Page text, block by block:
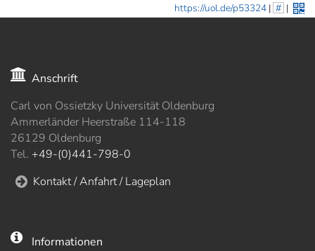
https://uol.de/p53324| # |
Anschrift
Carl von Ossietzky Universität Oldenburg
Ammerländer Heerstraße 114-118
26129 Oldenburg
Tel. +49-(0)441-798-0
Kontakt / Anfahrt / Lageplan
Informationen